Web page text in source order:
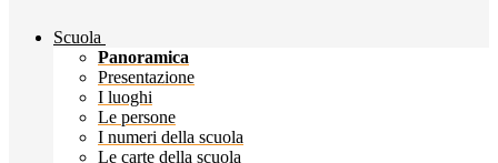
Scuola
Panoramica
Presentazione
I luoghi
Le persone
I numeri della scuola
Le carte della scuola